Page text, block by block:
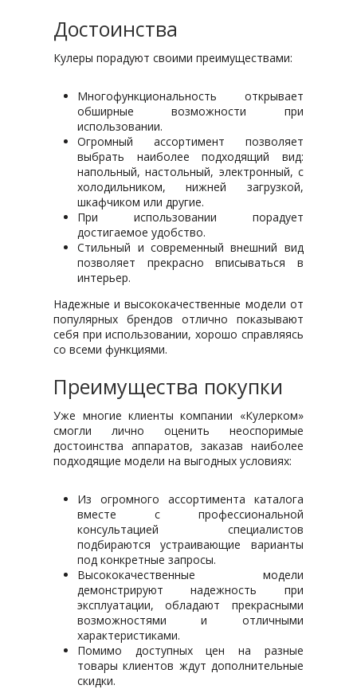
Достоинства
Кулеры порадуют своими преимуществами:
Многофункциональность открывает
обширные возможности при
использовании.
Огромный ассортимент позволяет
выбрать наиболее подходящий вид:
напольный, настольный, электронный, с
холодильником, нижней загрузкой,
шкафчиком или другие.
При использовании порадует
достигаемое удобство.
Стильный и современный внешний вид
позволяет прекрасно вписываться в
интерьер.
Надежные и высококачественные модели от
популярных брендов отлично показывают
себя при использовании, хорошо справляясь
со всеми функциями.
Преимущества покупки
Уже многие клиенты компании «Кулерком»
смогли лично оценить неоспоримые
достоинства аппаратов, заказав наиболее
подходящие модели на выгодных условиях:
Из огромного ассортимента каталога
вместе с профессиональной
консультацией специалистов
подбираются устраивающие варианты
под конкретные запросы.
Высококачественные модели
демонстрируют надежность при
эксплуатации, обладают прекрасными
возможностями и отличными
характеристиками.
Помимо доступных цен на разные
товары клиентов ждут дополнительные
скидки.